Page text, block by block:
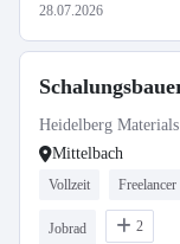
28.07.2026
Heidelberg Materials
Mittelbach
Vollzeit Freelancer
Jobrad 2